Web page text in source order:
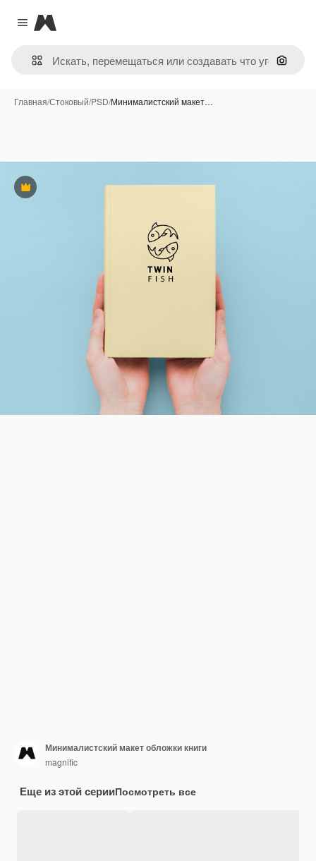
Close menu
Magnific
Поиск
Главная/Стоковый/PSD/Минималистский макет…
Премиум
Минималистский макет обложки книги
magnific
Еще из этой серииПосмотреть все